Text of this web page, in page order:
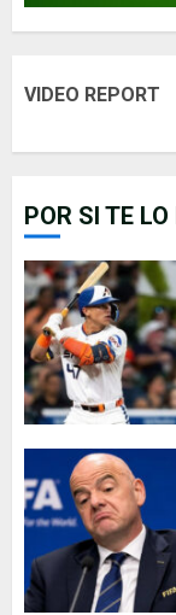
VIDEO REPORT
POR SI TE